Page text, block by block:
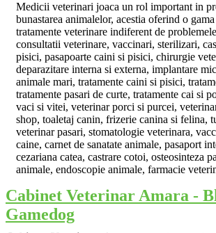
Medicii veterinari joaca un rol important in
bunastarea animalelor, acestia oferind o
tratamente veterinare indiferent de
consultatii veterinare, vaccinari, sterilizari,
pisici, pasapoarte caini si pisici, chirurgie
deparazitare interna si externa, implantare
animale mari, tratamente caini si pisici,
tratamente pasari de curte, tratamente cai si
vaci si vitei, veterinar porci si purcei,
shop, toaletaj canin, frizerie canina si felina,
veterinar pasari, stomatologie veterinara,
caine, carnet de sanatate animale, pasaport
cezariana catea, castrare cotoi, osteosinteza
animale, endoscopie animale, farmacie
Cabinet Veterinar Amara -
Gamedog